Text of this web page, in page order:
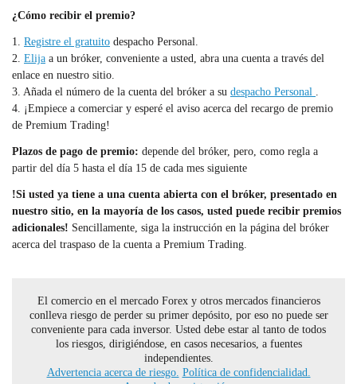
¿Cómo recibir el premio?
1. Registre el gratuito despacho Personal.
2. Elija a un bróker, conveniente a usted, abra una cuenta a través del
enlace en nuestro sitio.
3. Añada el número de la cuenta del bróker a su despacho Personal .
4. ¡Empiece a comerciar y esperé el aviso acerca del recargo de premio
de Premium Trading!
Plazos de pago de premio: depende del bróker, pero, como regla a
partir del día 5 hasta el día 15 de cada mes siguiente
!Si usted ya tiene a una cuenta abierta con el bróker, presentado en
nuestro sitio, en la mayoría de los casos, usted puede recibir premios
adicionales! Sencillamente, siga la instrucción en la página del bróker
acerca del traspaso de la cuenta a Premium Trading.
El comercio en el mercado Forex y otros mercados financieros
conlleva riesgo de perder su primer depósito, por eso no puede ser
conveniente para cada inversor. Usted debe estar al tanto de todos
los riesgos, dirigiéndose, en casos necesarios, a fuentes
independientes.
Advertencia acerca de riesgo. Política de confidencialidad.